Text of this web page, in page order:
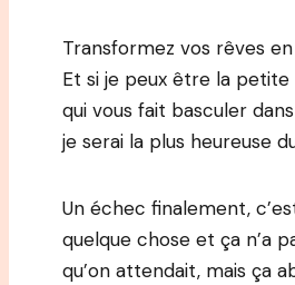
Transformez vos rêves
Et si je peux être la
qui vous fait basculer
je serai la plus heureuse
Un échec finalement,
quelque chose et ça n’a
qu’on attendait, mais ça